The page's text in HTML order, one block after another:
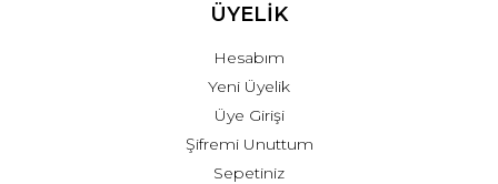
ÜYELİK
Hesabım
Yeni Üyelik
Üye Girişi
Şifremi Unuttum
Sepetiniz